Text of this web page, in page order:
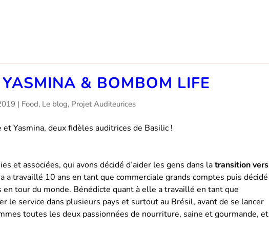
& BOMBOM LIFE
| Food, Le blog, Projet Auditeurices
Yasmina, deux fidèles auditrices de Basilic !
et associées, qui avons décidé d’aider les gens dans latransition vers
a travaillé 10 ans en tant que commerciale grands comptes puis décidé
tour du monde. Bénédicte quant à elle a travaillé en tant que
le service dans plusieurs pays et surtout au Brésil, avant de se lancer
toutes les deux passionnées de nourriture, saine et gourmande, et